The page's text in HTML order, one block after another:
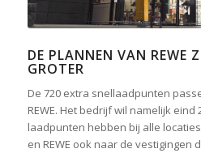
DE PLANNEN VAN REWE
GROTER
De 720 extra snellaadpunten
REWE. Het bedrijf wil namelijk eind
laadpunten hebben bij alle
en REWE ook naar de vestigingen